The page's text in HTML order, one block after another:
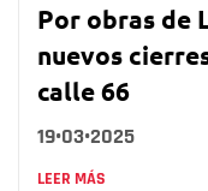
Por obras de
nuevos
calle 66
19•03•2025
LEER MÁS